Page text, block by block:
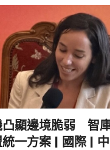
凸顯邊境脆弱 智
一方案 | 國際 | 中